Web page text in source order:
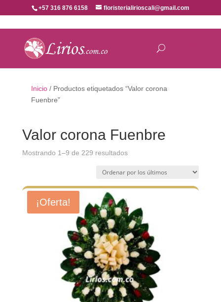
+57 316 876 6158 floristerialirioscali@gmail.com
Inicio/ Productos etiquetados “Valor corona
Fuenbre”
Valor corona Fuenbre
Mostrando 1–9 de 229 resultadosOrdenado
los
últimos
¡Oferta!